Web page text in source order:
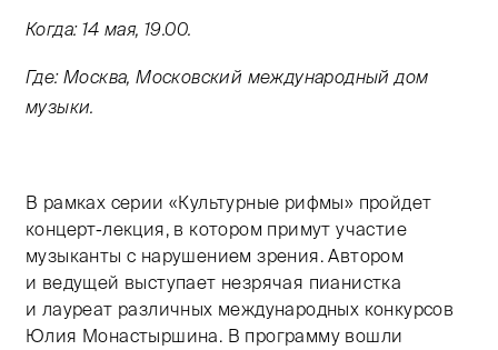
Когда: 14 мая, 19.00.
Где: Москва, Московский международный дом
музыки.
В рамках серии «Культурные рифмы» пройдет
концерт-лекция, в котором примут участие
музыканты с нарушением зрения. Автором
и ведущей выступает незрячая пианистка
и лауреат различных международных конкурсов
Юлия Монастыршина. В программу вошли